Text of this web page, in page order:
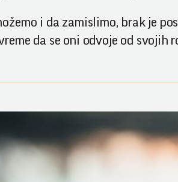
i da zamislimo, brak je
da se oni odvoje od